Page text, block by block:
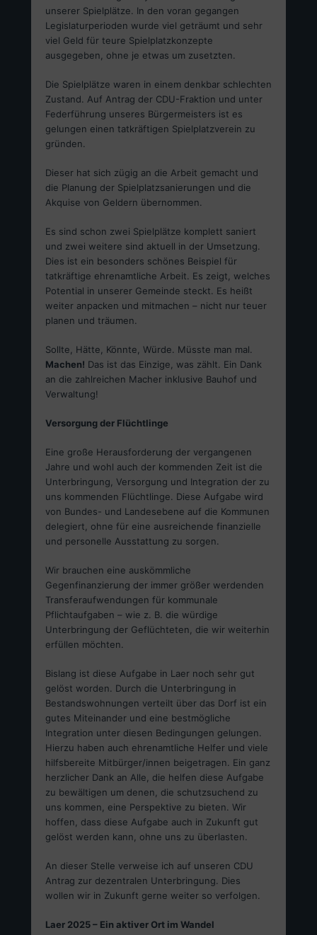
unserer Spielplätze. In den voran gegangen
Legislaturperioden wurde viel geträumt und sehr
viel Geld für teure Spielplatzkonzepte
ausgegeben, ohne je etwas um zusetzten.
Die Spielplätze waren in einem denkbar schlechten
Zustand. Auf Antrag der CDU-Fraktion und unter
Federführung unseres Bürgermeisters ist es
gelungen einen tatkräftigen Spielplatzverein zu
gründen.
Dieser hat sich zügig an die Arbeit gemacht und
die Planung der Spielplatzsanierungen und die
Akquise von Geldern übernommen.
Es sind schon zwei Spielplätze komplett saniert
und zwei weitere sind aktuell in der Umsetzung.
Dies ist ein besonders schönes Beispiel für
tatkräftige ehrenamtliche Arbeit. Es zeigt, welches
Potential in unserer Gemeinde steckt. Es heißt
weiter anpacken und mitmachen – nicht nur teuer
planen und träumen.
Sollte, Hätte, Könnte, Würde. Müsste man mal.
Machen! Das ist das Einzige, was zählt. Ein Dank
an die zahlreichen Macher inklusive Bauhof und
Verwaltung!
Versorgung der Flüchtlinge
Eine große Herausforderung der vergangenen
Jahre und wohl auch der kommenden Zeit ist die
Unterbringung, Versorgung und Integration der zu
uns kommenden Flüchtlinge. Diese Aufgabe wird
von Bundes- und Landesebene auf die Kommunen
delegiert, ohne für eine ausreichende finanzielle
und personelle Ausstattung zu sorgen.
Wir brauchen eine auskömmliche
Gegenfinanzierung der immer größer werdenden
Transferaufwendungen für kommunale
Pflichtaufgaben – wie z. B. die würdige
Unterbringung der Geflüchteten, die wir weiterhin
erfüllen möchten.
Bislang ist diese Aufgabe in Laer noch sehr gut
gelöst worden. Durch die Unterbringung in
Bestandswohnungen verteilt über das Dorf ist ein
gutes Miteinander und eine bestmögliche
Integration unter diesen Bedingungen gelungen.
Hierzu haben auch ehrenamtliche Helfer und viele
hilfsbereite Mitbürger/innen beigetragen. Ein ganz
herzlicher Dank an Alle, die helfen diese Aufgabe
zu bewältigen um denen, die schutzsuchend zu
uns kommen, eine Perspektive zu bieten. Wir
hoffen, dass diese Aufgabe auch in Zukunft gut
gelöst werden kann, ohne uns zu überlasten.
An dieser Stelle verweise ich auf unseren CDU
Antrag zur dezentralen Unterbringung. Dies
wollen wir in Zukunft gerne weiter so verfolgen.
Laer 2025 – Ein aktiver Ort im Wandel